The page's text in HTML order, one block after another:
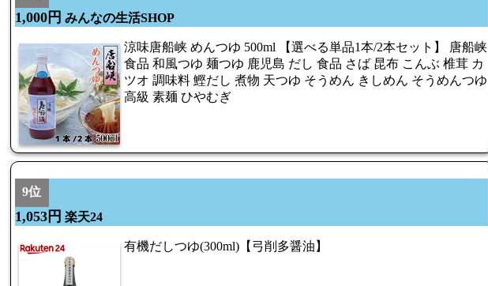
1,000円 みんなの生活SHOP
涼味唐船峡 めんつゆ 500ml 【選べる単品1本/2本セット】 唐船峡
食品 和風つゆ 麺つゆ 鹿児島 だし 食品 さば 昆布 こんぶ 椎茸 カ
ツオ 調味料 鰹だし 煮物 天つゆ そうめん きしめん そうめんつゆ
高級 素麺 ひやむぎ
9位
1,053円 楽天24
有機だしつゆ(300ml)【弓削多醤油】